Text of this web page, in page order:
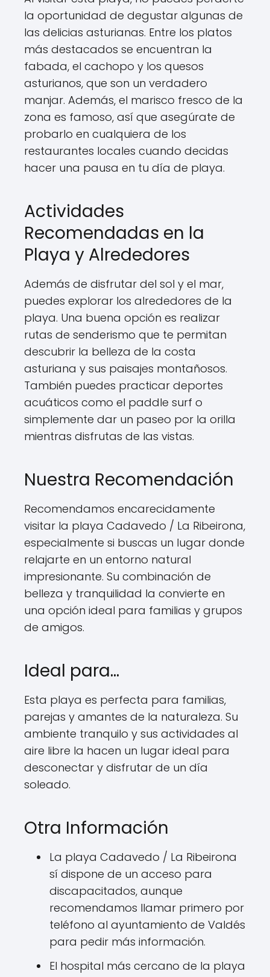
la oportunidad de degustar algunas de
las delicias asturianas. Entre los platos
más destacados se encuentran la
fabada, el cachopo y los quesos
asturianos, que son un verdadero
manjar. Además, el marisco fresco de la
zona es famoso, así que asegúrate de
probarlo en cualquiera de los
restaurantes locales cuando decidas
hacer una pausa en tu día de playa.
Actividades
Recomendadas en la
Playa y Alrededores
Además de disfrutar del sol y el mar,
puedes explorar los alrededores de la
playa. Una buena opción es realizar
rutas de senderismo que te permitan
descubrir la belleza de la costa
asturiana y sus paisajes montañosos.
También puedes practicar deportes
acuáticos como el paddle surf o
simplemente dar un paseo por la orilla
mientras disfrutas de las vistas.
Nuestra Recomendación
Recomendamos encarecidamente
visitar la playa Cadavedo / La Ribeirona,
especialmente si buscas un lugar donde
relajarte en un entorno natural
impresionante. Su combinación de
belleza y tranquilidad la convierte en
una opción ideal para familias y grupos
de amigos.
Ideal para…
Esta playa es perfecta para familias,
parejas y amantes de la naturaleza. Su
ambiente tranquilo y sus actividades al
aire libre la hacen un lugar ideal para
desconectar y disfrutar de un día
soleado.
Otra Información
La playa Cadavedo / La Ribeirona
sí dispone de un acceso para
discapacitados, aunque
recomendamos llamar primero por
teléfono al ayuntamiento de Valdés
para pedir más información.
El hospital más cercano de la playa